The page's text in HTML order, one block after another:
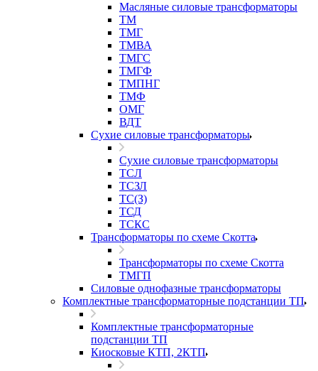
Масляные силовые трансформаторы
ТМ
ТМГ
ТМВА
ТМГС
ТМГФ
ТМПНГ
ТМФ
ОМГ
ВДТ
Сухие силовые трансформаторы
Сухие силовые трансформаторы
ТСЛ
ТСЗЛ
ТС(З)
ТСД
ТСКС
Трансформаторы по схеме Скотта
Трансформаторы по схеме Скотта
ТМГП
Силовые однофазные трансформаторы
Комплектные трансформаторные подстанции ТП
Комплектные трансформаторные
подстанции ТП
Киосковые КТП, 2КТП